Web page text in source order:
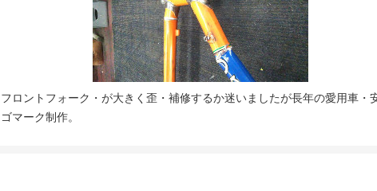
ロントフォーク・が大きく歪・補修するか迷いましたが長年の愛用車
マーク制作。